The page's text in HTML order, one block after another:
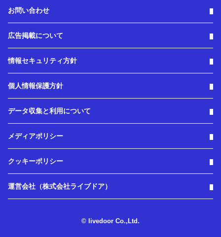
お問い合わせ
広告掲載について
情報セキュリティ方針
個人情報保護方針
データ収集と利用について
メディアポリシー
クッキーポリシー
運営会社（株式会社ライブドア）
© livedoor Co.,Ltd.